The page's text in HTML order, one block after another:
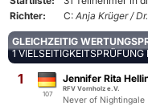
Richter:
C: Anja Krüger /
GLEICHZEITIG
1 VIELSEITIGKEITSPRÜFUNG
1
107
Jennifer Rita
RFV Vornholz e.V.
Never of Nightingale